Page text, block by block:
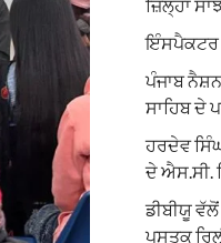
ਜ਼ਿਲ੍ਹਾ
ਇੰਸਪੈਕਟਰ
ਪੰਜਾਬ
ਸਾਹਿਬ ਦੇ
ਹਰਦੇਵ
ਦੇ ਐਸ.ਸੀ.
ਡੀਬੀਯੂ
ਪੁਸਤਕ